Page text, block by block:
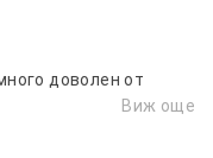
доволен от
Виж още